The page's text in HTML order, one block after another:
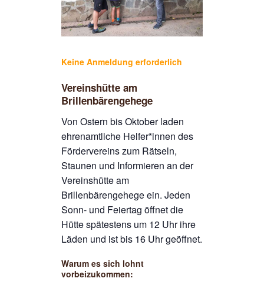
Keine Anmeldung erforderlich
Vereinshütte am
Brillenbärengehege
Von Ostern bis Oktober laden
ehrenamtliche Helfer*innen des
Fördervereins zum Rätseln,
Staunen und Informieren an der
Vereinshütte am
Brillenbärengehege ein. Jeden
Sonn- und Feiertag öffnet die
Hütte spätestens um 12 Uhr ihre
Läden und ist bis 16 Uhr geöffnet.
Warum es sich lohnt
vorbeizukommen: